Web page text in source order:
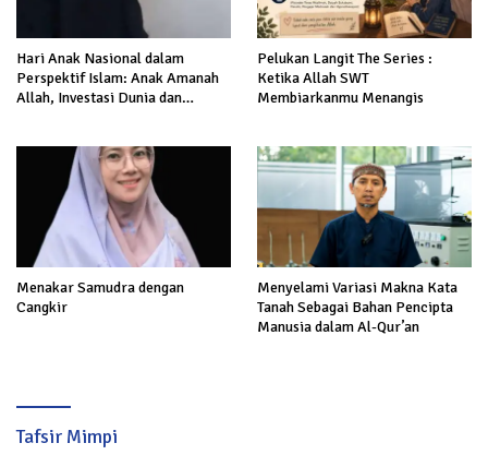
Hari Anak Nasional dalam
Perspektif Islam: Anak Amanah
Allah, Investasi Dunia dan
Pelukan Langit The Series :
Ketika Allah SWT
Membiarkanmu Menangis
Menakar Samudra dengan
Cangkir
Menyelami Variasi Makna Kata
Tanah Sebagai Bahan Pencipta
Manusia dalam Al-Qur’an
Tafsir Mimpi